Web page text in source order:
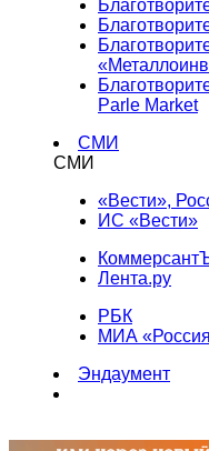
Parle Market
СМИ
СМИ
«Вести»,
ИС «Вести»
Лента.ру
РБК
МИА
Эндаумент